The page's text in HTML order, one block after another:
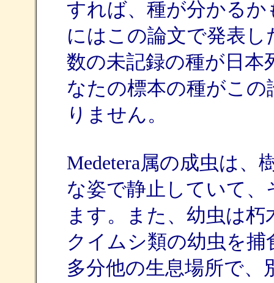
すれば、種が分かる
にはこの論文で発表
数の未記録の種が日本
なたの標本の種がこ
りません。
Medetera属の成虫は
な姿で静止していて
ます。また、幼虫は
クイムシ類の幼虫を
多分他の生息場所で、